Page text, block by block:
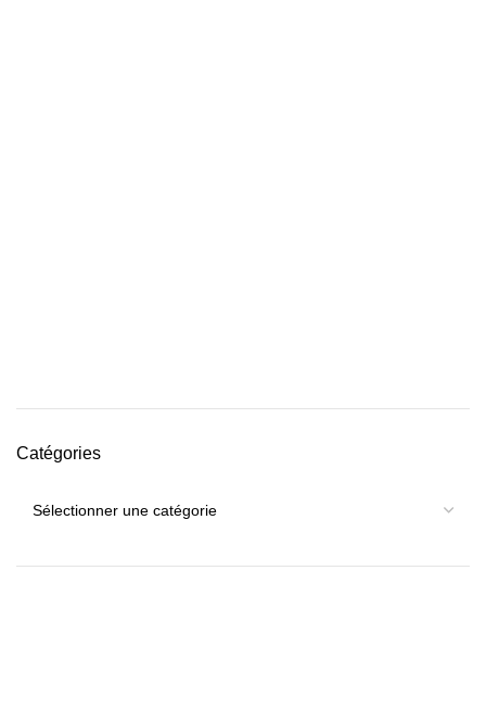
Catégories